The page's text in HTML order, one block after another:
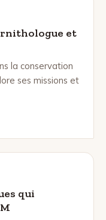
et
la conservation
ses missions et
qui